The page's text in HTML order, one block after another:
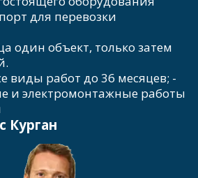
для перевозки
один объект, только затем
виды работ до 36 месяцев; -
и электромонтажные работы
Курган